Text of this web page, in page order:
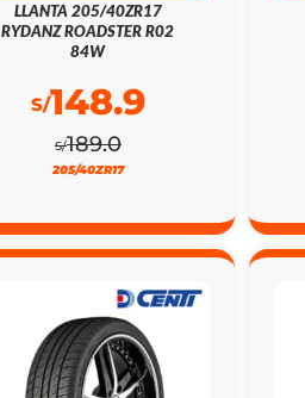
LLANTA 205/40ZR17
RYDANZ ROADSTER R02
84W
S/189.0
S/148.9
205/40ZR17